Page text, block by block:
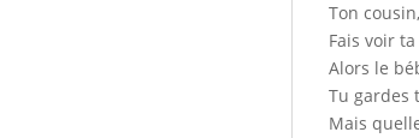
Ton
Fais voir
Alors le
Tu gardes
Mais